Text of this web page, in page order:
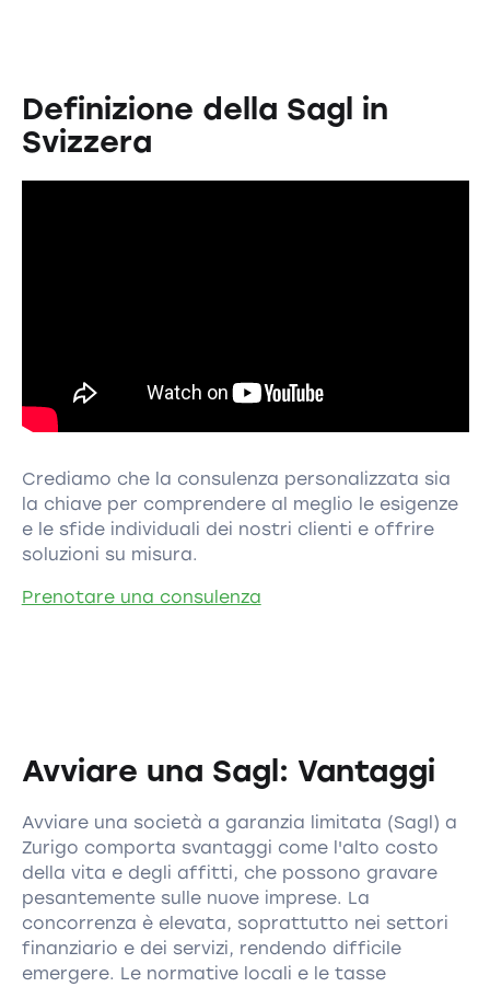
Definizione della Sagl in
Svizzera
Crediamo che la consulenza personalizzata sia
la chiave per comprendere al meglio le esigenze
e le sfide individuali dei nostri clienti e offrire
soluzioni su misura.
Prenotare una consulenza
Avviare una Sagl: Vantaggi
Avviare una società a garanzia limitata (Sagl) a
Zurigo comporta svantaggi come l'alto costo
della vita e degli affitti, che possono gravare
pesantemente sulle nuove imprese. La
concorrenza è elevata, soprattutto nei settori
finanziario e dei servizi, rendendo difficile
emergere. Le normative locali e le tasse